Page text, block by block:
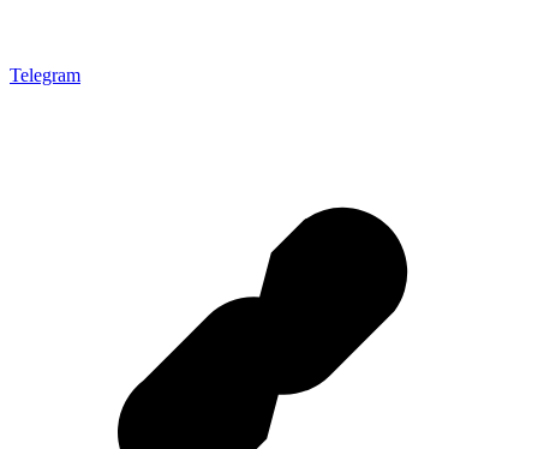
Telegram